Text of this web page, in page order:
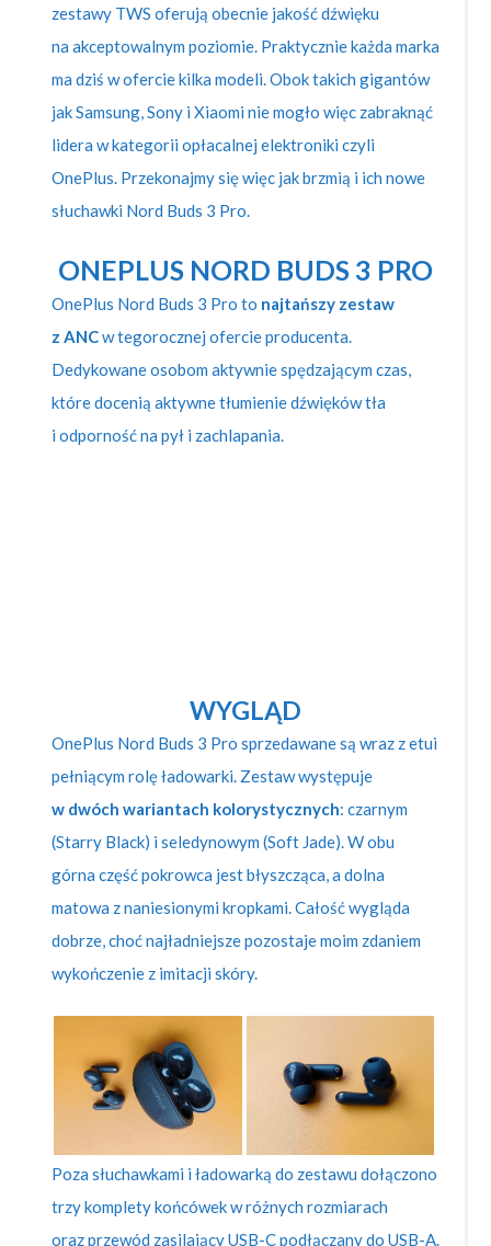
zestawy TWS oferują obecnie jakość dźwięku
na akceptowalnym poziomie. Praktycznie każda marka
ma dziś w ofercie kilka modeli. Obok takich gigantów
jak Samsung, Sony i Xiaomi nie mogło więc zabraknąć
lidera w kategorii opłacalnej elektroniki czyli
OnePlus. Przekonajmy się więc jak brzmią i ich nowe
słuchawki Nord Buds 3 Pro.
ONEPLUS NORD BUDS 3 PRO
OnePlus Nord Buds 3 Pro to najtańszy zestaw
z ANCw tegorocznej ofercie producenta.
Dedykowane osobom aktywnie spędzającym czas,
które docenią aktywne tłumienie dźwięków tła
i odporność na pył i zachlapania.
WYGLĄD
OnePlus Nord Buds 3 Pro sprzedawane są wraz z etui
pełniącym rolę ładowarki. Zestaw występuje
w dwóch wariantach kolorystycznych: czarnym
(Starry Black) i seledynowym (Soft Jade). W obu
górna część pokrowca jest błyszcząca, a dolna
matowa z naniesionymi kropkami. Całość wygląda
dobrze, choć najładniejsze pozostaje moim zdaniem
wykończenie z imitacji skóry.
Poza słuchawkami i ładowarką do zestawu dołączono
trzy komplety końcówek w różnych rozmiarach
oraz przewód zasilający USB-C podłączany do USB-A.